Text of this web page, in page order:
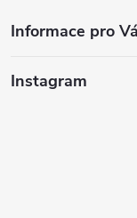
Informace pro
Instagram